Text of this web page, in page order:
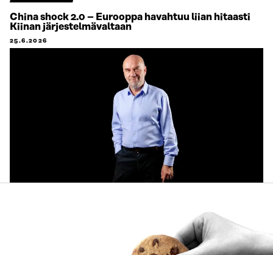
China shock 2.0 – Eurooppa havahtuu liian hitaasti
Kiinan järjestelmävaltaan
25.6.2026